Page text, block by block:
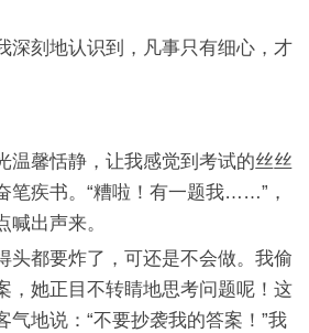
刻地认识到，凡事只有细心，才
馨恬静，让我感觉到考试的丝丝
笔疾书。“糟啦！有一题我……”，
出声来。
都要炸了，可还是不会做。我偷
，她正目不转睛地思考问题呢！这
气地说：“不要抄袭我的答案！”我